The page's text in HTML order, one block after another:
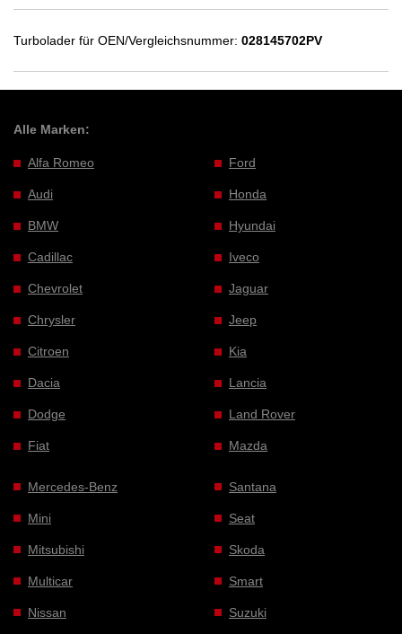
Turbolader für OEN/Vergleichsnummer: 028145702PV
Alle Marken:
Alfa Romeo
Audi
BMW
Cadillac
Chevrolet
Chrysler
Citroen
Dacia
Dodge
Fiat
Ford
Honda
Hyundai
Iveco
Jaguar
Jeep
Kia
Lancia
Land Rover
Mazda
Mercedes-Benz
Mini
Mitsubishi
Multicar
Nissan
Santana
Seat
Skoda
Smart
Suzuki